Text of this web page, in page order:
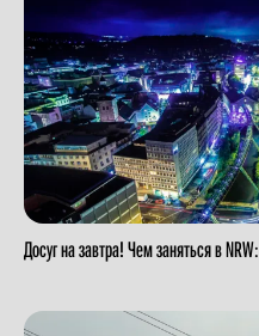
Досуг на завтра! Чем заняться в NRW: